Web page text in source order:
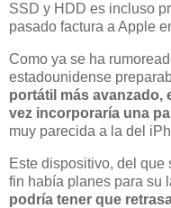
SSD y HDD es incluso
pasado factura a Apple
Como ya se ha
estadounidense
portátil más avanzado,
vez incorporaría una
muy parecida a la del
Este dispositivo, del
fin había planes para su
podría tener que